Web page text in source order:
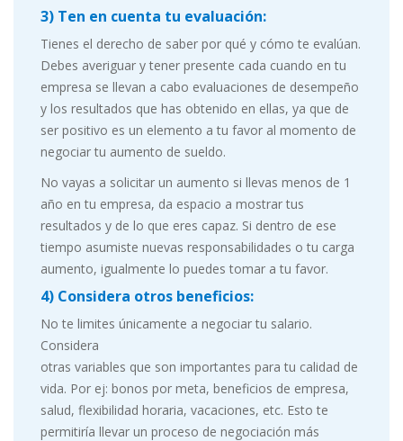
3) Ten en cuenta tu evaluación:
Tienes el derecho de saber por qué y cómo te evalúan.
Debes averiguar y tener presente cada cuando en tu
empresa se llevan a cabo evaluaciones de desempeño
y los resultados que has obtenido en ellas, ya que de
ser positivo es un elemento a tu favor al momento de
negociar tu aumento de sueldo.
No vayas a solicitar un aumento si llevas menos de 1
año en tu empresa, da espacio a mostrar tus
resultados y de lo que eres capaz. Si dentro de ese
tiempo asumiste nuevas responsabilidades o tu carga
aumento, igualmente lo puedes tomar a tu favor.
4) Considera otros beneficios:
No te limites únicamente a negociar tu salario.
Considera
otras variables que son importantes para tu calidad de
vida. Por ej: bonos por meta, beneficios de empresa,
salud, flexibilidad horaria, vacaciones, etc. Esto te
permitiría llevar un proceso de negociación más